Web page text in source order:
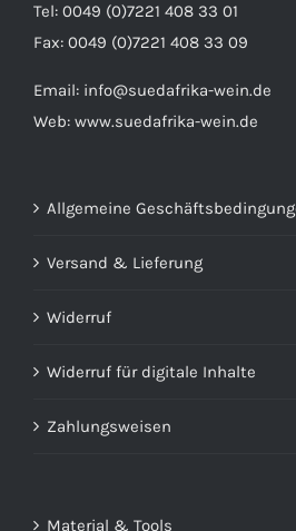
Tel: 0049 (0)7221 408 33 01
Fax: 0049 (0)7221 408 33 09
Email: info@suedafrika-wein.de
Web: www.suedafrika-wein.de
Allgemeine
Versand & Lieferung
Widerruf
Widerruf für digitale Inhalte
Zahlungsweisen
Material & Tools